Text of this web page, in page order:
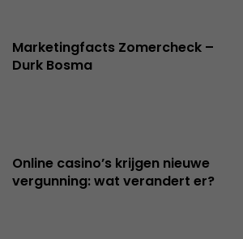
Marketingfacts Zomercheck –
Durk Bosma
Online casino’s krijgen nieuwe
vergunning: wat verandert er?